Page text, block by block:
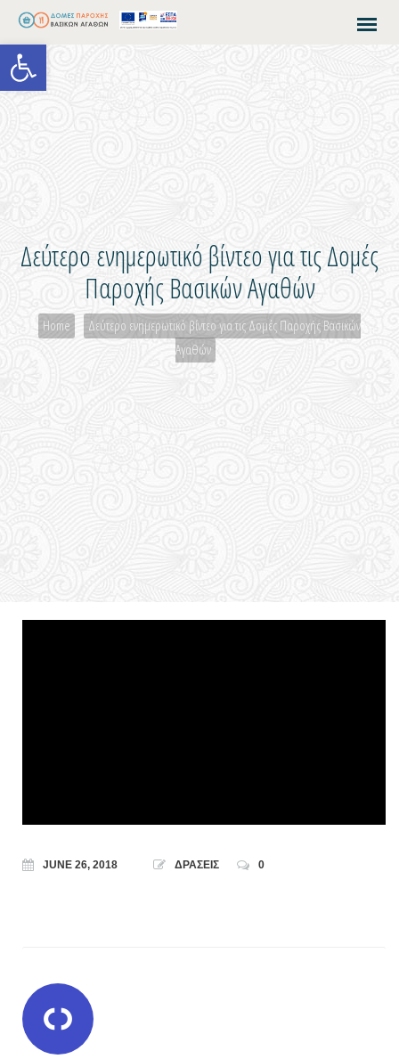
Open toolbar
Δεύτερο ενημερωτικό βίντεο για τις Δομές
Παροχής Βασικών Αγαθών
Home
Δεύτερο ενημερωτικό βίντεο για τις Δομές Παροχής Βασικών
Αγαθών
JUNE 26, 2018 ΔΡΑΣΕΙΣ 0